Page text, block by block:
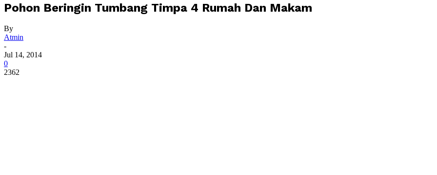
Pohon Beringin Tumbang Timpa 4 Rumah Dan Makam
By
Atmin
-
Jul 14, 2014
0
2362